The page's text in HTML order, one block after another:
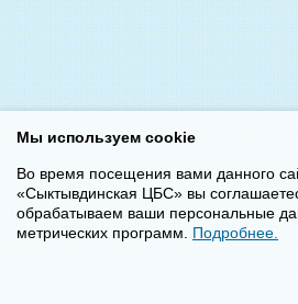
Мы используем cookie
Во время посещения вами данного
«Сыктывдинская ЦБС» вы
обрабатываем ваши персональные
метрических программ. Подробнее.